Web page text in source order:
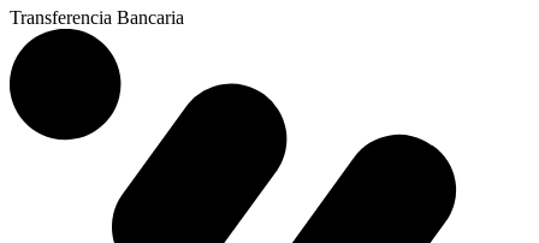
Transferencia Bancaria